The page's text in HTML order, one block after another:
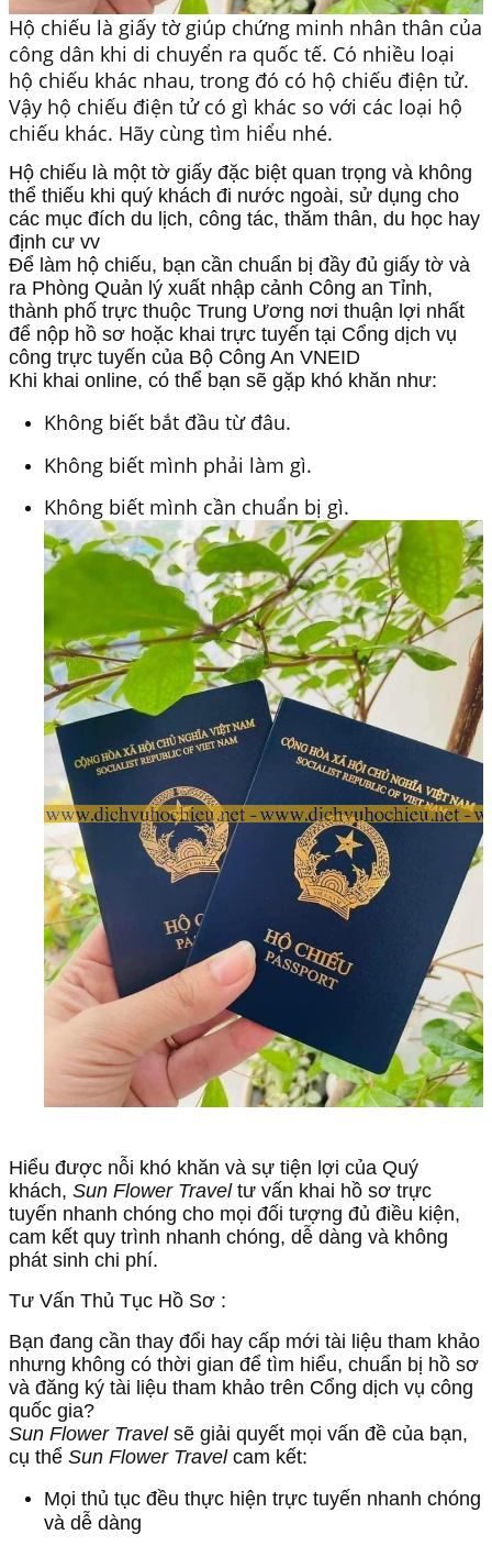
Hộ chiếu là giấy tờ giúp chứng minh nhân thân của
công dân khi di chuyển ra quốc tế. Có nhiều loại
hộ chiếu khác nhau, trong đó có hộ chiếu điện tử.
Vậy hộ chiếu điện tử có gì khác so với các loại hộ
chiếu khác. Hãy cùng tìm hiểu nhé.
Hộ chiếu là một tờ giấy đặc biệt quan trọng và không
thể thiếu khi quý khách đi nước ngoài, sử dụng cho
các mục đích du lịch, công tác, thăm thân, du học hay
định cư vv
Để làm hộ chiếu, bạn cần chuẩn bị đầy đủ giấy tờ và
ra Phòng Quản lý xuất nhập cảnh Công an Tỉnh,
thành phố trực thuộc Trung Ương nơi thuận lợi nhất
để nộp hồ sơ hoặc khai trực tuyến tại Cổng dịch vụ
công trực tuyến của Bộ Công An VNEID
Khi khai online, có thể bạn sẽ gặp khó khăn như:
Không biết bắt đầu từ đâu.
Không biết mình phải làm gì.
Không biết mình cần chuẩn bị gì.
Hiểu được nỗi khó khăn và sự tiện lợi của Quý
khách, Sun Flower Travel tư vấn khai hồ sơ trực
tuyến nhanh chóng cho mọi đối tượng đủ điều kiện,
cam kết quy trình nhanh chóng, dễ dàng và không
phát sinh chi phí.
Tư Vấn Thủ Tục Hồ Sơ :
Bạn đang cần thay đổi hay cấp mới tài liệu tham khảo
nhưng không có thời gian để tìm hiểu, chuẩn bị hồ sơ
và đăng ký tài liệu tham khảo trên Cổng dịch vụ công
quốc gia?
Sun Flower Travel sẽ giải quyết mọi vấn đề của bạn,
cụ thể Sun Flower Travel cam kết:
Mọi thủ tục đều thực hiện trực tuyến nhanh chóng
và dễ dàng